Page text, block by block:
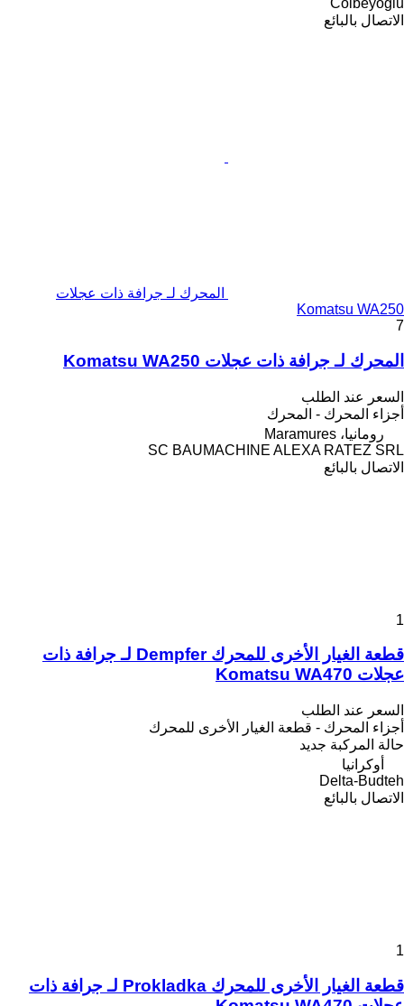
Colbeyoglu
الاتصال بالبائع
المحرك لـ جرافة ذات عجلات
Komatsu WA250
7
المحرك لـ جرافة ذات عجلات Komatsu WA250
السعر عند الطلب
أجزاء المحرك - المحرك
رومانيا، Maramures
SC BAUMACHINE ALEXA RATEZ SRL
الاتصال بالبائع
1
قطعة الغيار الأخرى للمحرك Dempfer لـ جرافة ذات
عجلات Komatsu WA470
السعر عند الطلب
أجزاء المحرك - قطعة الغيار الأخرى للمحرك
حالة المركبة جديد
أوكرانيا
Delta-Budteh
الاتصال بالبائع
1
قطعة الغيار الأخرى للمحرك Prokladka لـ جرافة ذات